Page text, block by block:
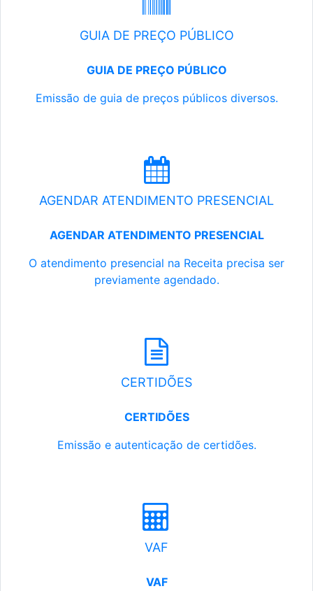
GUIA DE PREÇO PÚBLICO
GUIA DE PREÇO PÚBLICO
Emissão de guia de preços públicos diversos.
AGENDAR ATENDIMENTO PRESENCIAL
AGENDAR ATENDIMENTO PRESENCIAL
O atendimento presencial na Receita precisa ser
previamente agendado.
CERTIDÕES
CERTIDÕES
Emissão e autenticação de certidões.
VAF
VAF